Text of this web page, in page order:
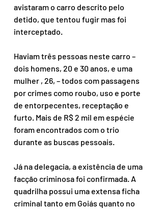
avistaram o carro descrito pelo
detido, que tentou fugir mas foi
interceptado.
Haviam três pessoas neste carro –
dois homens, 20 e 30 anos, e uma
mulher , 26, – todos com passagens
por crimes como roubo, uso e porte
de entorpecentes, receptação e
furto. Mais de R$ 2 mil em espécie
foram encontrados com o trio
durante as buscas pessoais.
Já na delegacia, a existência de uma
facção criminosa foi confirmada. A
quadrilha possui uma extensa ficha
criminal tanto em Goiás quanto no